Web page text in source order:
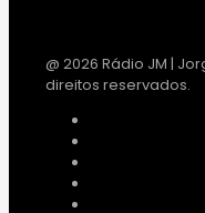
@ 2026 Rádio JM |
direitos reservados.